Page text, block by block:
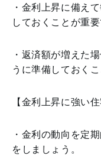
・金利上昇に備え
しておくことが重要
・返済額が増えた
うに準備しておくこ
【金利上昇に強い
・金利の動向を定
をしましょう。